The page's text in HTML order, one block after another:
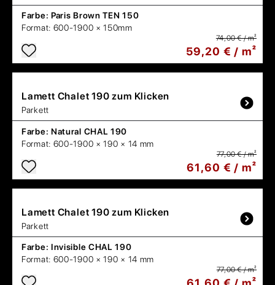
Farbe: Paris Brown TEN 150
Format: 600-1900 × 150mm
74,00 € / m²
59,20 € / m²
Lamett Chalet 190 zum Klicken
Parkett
Farbe: Natural CHAL 190
Format: 600-1900 × 190 × 14 mm
77,00 € / m²
61,60 € / m²
Lamett Chalet 190 zum Klicken
Parkett
Farbe: Invisible CHAL 190
Format: 600-1900 × 190 × 14 mm
77,00 € / m²